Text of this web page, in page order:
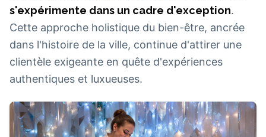
s'expérimente dans un cadre d'exception.
Cette approche holistique du bien-être, ancrée
dans l'histoire de la ville, continue d'attirer une
clientèle exigeante en quête d'expériences
authentiques et luxueuses.